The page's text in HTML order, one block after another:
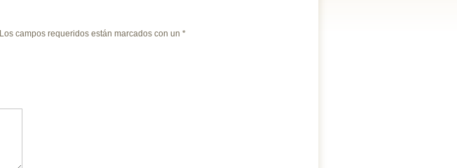
campos requeridos están marcados con un *